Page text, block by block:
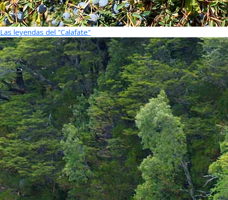
Las leyendas del "Calafate"